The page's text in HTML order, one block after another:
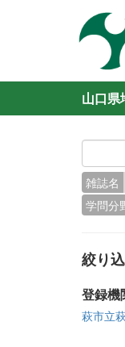
山口県
雑誌名
学問分
絞り
登録機
萩市立